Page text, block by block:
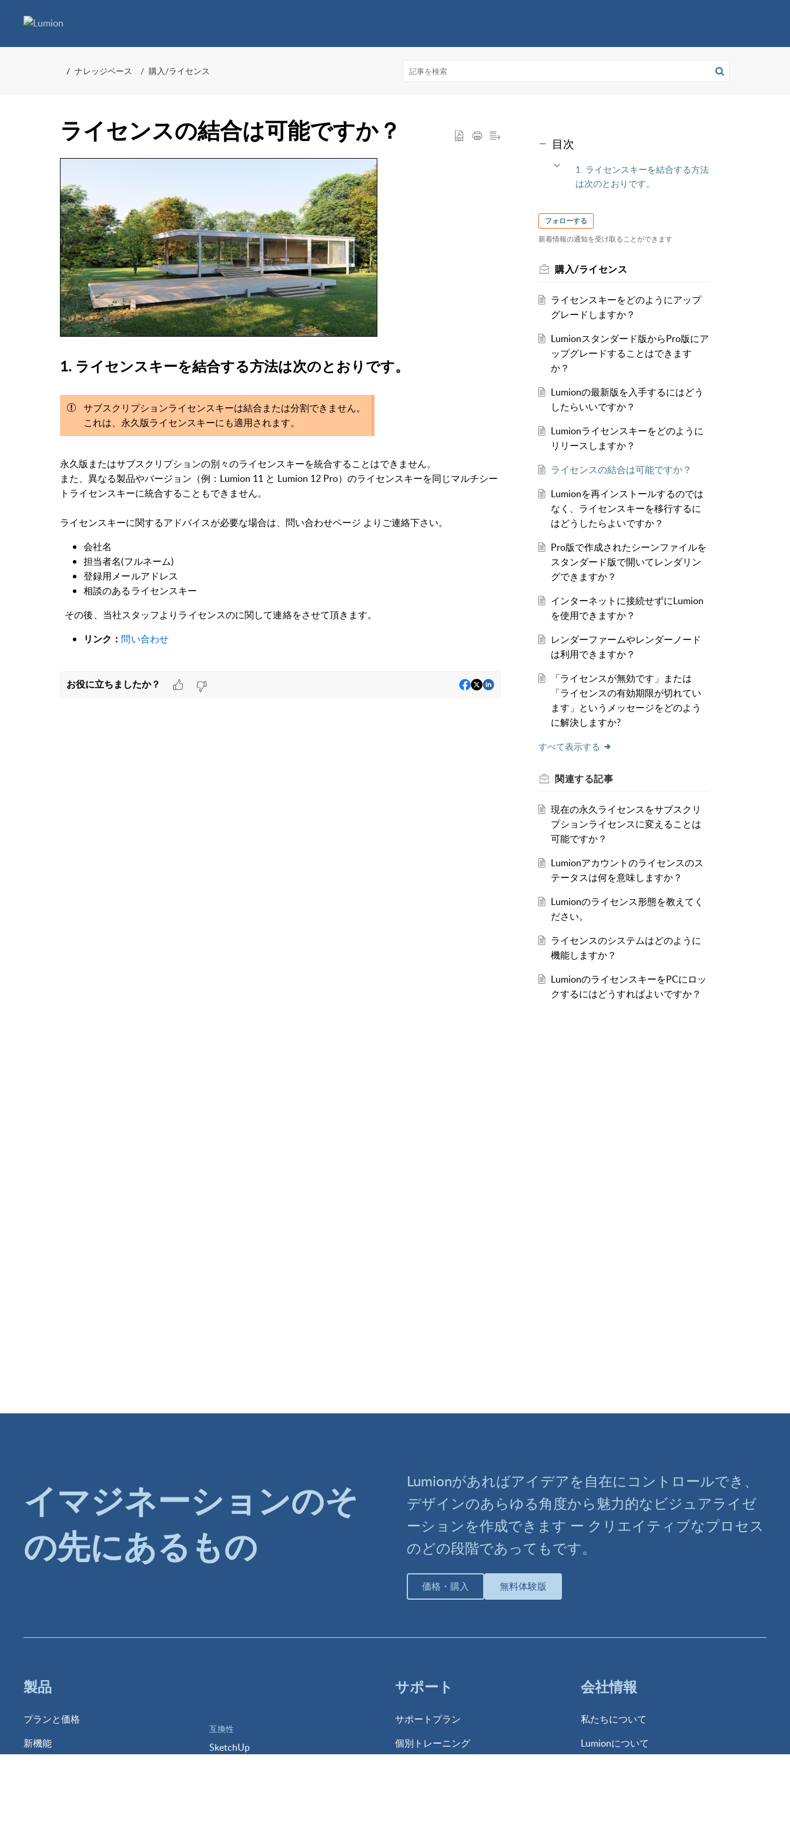
ナレッジベース 購入/ライセンス
ライセンスの結合は可能ですか？
1. ライセンスキーを結合する方法は次のとおりです。
サブスクリプションライセンスキーは結合または分割できません。
これは、永久版ライセンスキーにも適用されます。
永久版またはサブスクリプションの別々のライセンスキーを統合することはできません。
また、異なる製品やバージョン（例：Lumion 11 と Lumion 12 Pro）のライセンスキーを同じマルチシー
トライセンスキーに統合することもできません。
ライセンスキーに関するアドバイスが必要な場合は、問い合わせページ よりご連絡下さい。
会社名
担当者名(フルネーム)
登録用メールアドレス
相談のあるライセンスキー
その後、当社スタッフよりライセンスのに関して連絡をさせて頂きます。
リンク： 問い合わせ
お役に立ちましたか？
目次
1. ライセンスキーを結合する方法
は次のとおりです。
フォローする
新着情報の通知を受け取ることができます
購入/ライセンス
ライセンスキーをどのようにアップ
グレードしますか？
Lumionスタンダード版からPro版にア
ップグレードすることはできます
か？
Lumionの最新版を入手するにはどう
したらいいですか？
Lumionライセンスキーをどのように
リリースしますか？
ライセンスの結合は可能ですか？
Lumionを再インストールするのでは
なく、ライセンスキーを移行するに
はどうしたらよいですか？
Pro版で作成されたシーンファイルを
スタンダード版で開いてレンダリン
グできますか？
インターネットに接続せずにLumion
を使用できますか？
レンダーファームやレンダーノード
は利用できますか？
「ライセンスが無効です」または
「ライセンスの有効期限が切れてい
ます」というメッセージをどのよう
に解決しますか?
すべて表示する
関連する記事
現在の永久ライセンスをサブスクリ
プションライセンスに変えることは
可能ですか？
Lumionアカウントのライセンスのス
テータスは何を意味しますか？
Lumionのライセンス形態を教えてく
ださい。
ライセンスのシステムはどのように
機能しますか？
LumionのライセンスキーをPCにロッ
クするにはどうすればよいですか？
イマジネーションのそ
の先にあるもの
Lumionがあればアイデアを自在にコントロールでき、
デザインのあらゆる角度から魅力的なビジュアライゼ
ーションを作成できます ー クリエイティブなプロセス
のどの段階であってもです。
価格・購入 無料体験版
製品
プランと価格
新機能
互換性
SketchUp
サポート
サポートプラン
個別トレーニング
会社情報
私たちについて
Lumionについて